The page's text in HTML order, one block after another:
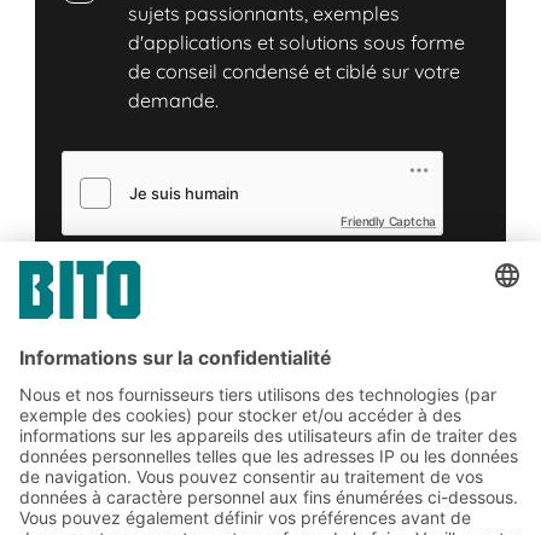
sujets passionnants, exemples
d'applications et solutions sous forme
de conseil condensé et ciblé sur votre
demande.
Friendly Captcha
Abonnez-vous à la lettre
d'information de BITO :